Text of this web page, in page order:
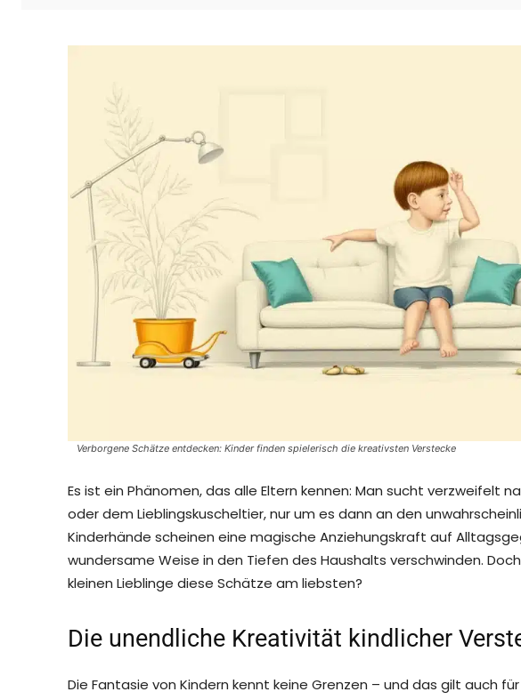
Verborgene Schätze entdecken: Kinder finden spielerisch die kreativsten Verstecke
Es ist ein Phänomen, das alle Eltern kennen: Man sucht verzweifelt
oder dem Lieblingskuscheltier, nur um es dann an den
Kinderhände scheinen eine magische Anziehungskraft auf
wundersame Weise in den Tiefen des Haushalts verschwinden.
kleinen Lieblinge diese Schätze am liebsten?
Die unendliche Kreativität kindlicher
Die Fantasie von Kindern kennt keine Grenzen – und das gilt auch